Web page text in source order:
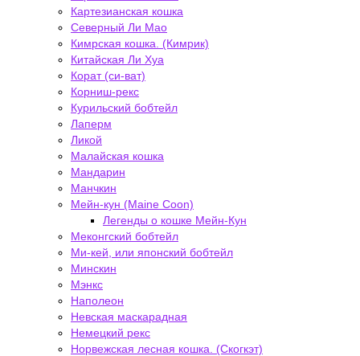
Картезианская кошка
Северный Ли Мао
Кимрская кошка. (Кимрик)
Китайская Ли Хуа
Корат (си-ват)
Корниш-рекс
Курильский бобтейл
Лаперм
Ликой
Малайская кошка
Мандарин
Манчкин
Мейн-кун (Maine Coon)
Легенды о кошке Мейн-Кун
Меконгский бобтейл
Ми-кей, или японский бобтейл
Минскин
Мэнкс
Наполеон
Невская маскарадная
Немецкий рекс
Норвежская лесная кошка. (Скогкэт)